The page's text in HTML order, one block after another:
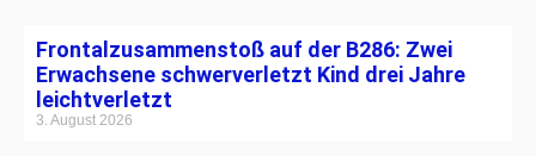
Frontalzusammenstoß auf der B286: Zwei
Erwachsene schwerverletzt Kind drei Jahre
leichtverletzt
3. August 2026